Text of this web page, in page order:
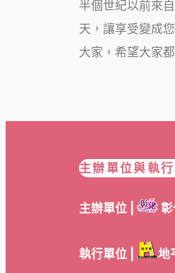
半個世紀以前來
天，讓享受變成
大家，希望大家
主辦單位與執
主辦單位 |
執行單位 | 地